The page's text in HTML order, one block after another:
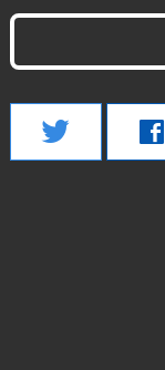
twitter facebook